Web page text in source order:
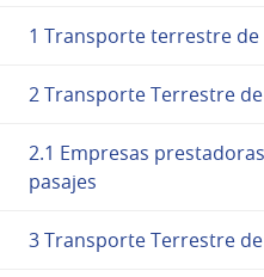
1 Transporte terrestre
2 Transporte Terrestre
2.1 Empresas
pasajes
3 Transporte Terrestre